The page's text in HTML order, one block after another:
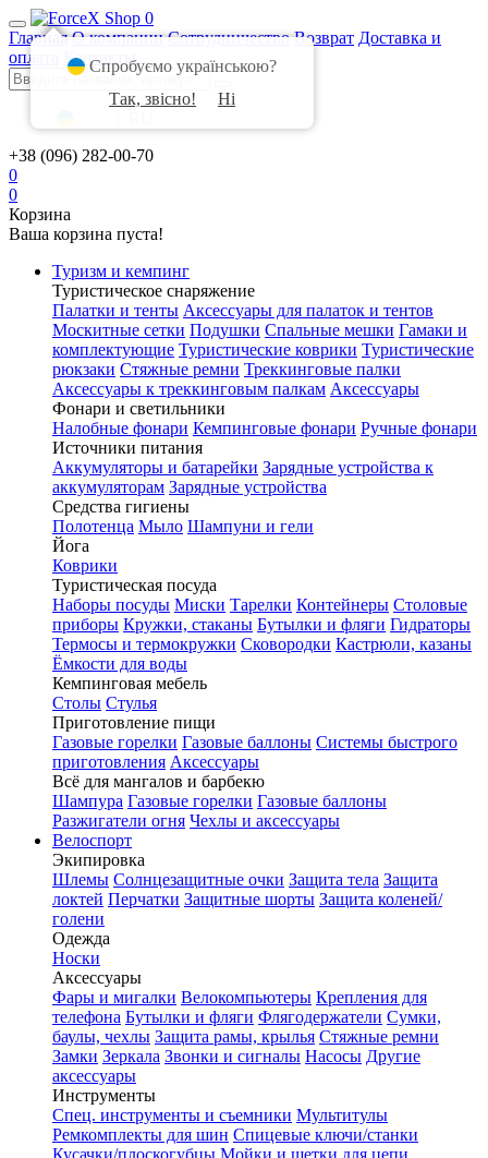
0
Главная О компании Сотрудничество Возврат Доставка и
оплата
Контакты
+38 (096) 282-00-70
0
0
Корзина
Ваша корзина пуста!
Туризм и кемпинг
Туристическое снаряжение
Палатки и тенты Аксессуары для палаток и тентов
Москитные сетки Подушки Спальные мешки Гамаки и
комплектующие Туристические коврики Туристические
рюкзаки Стяжные ремни Треккинговые палки
Аксессуары к треккинговым палкам Аксессуары
Фонари и светильники
Налобные фонари Кемпинговые фонари Ручные фонари
Источники питания
Аккумуляторы и батарейки Зарядные устройства к
аккумуляторам Зарядные устройства
Средства гигиены
Полотенца Мыло Шампуни и гели
Йога
Коврики
Туристическая посуда
Наборы посуды Миски Тарелки Контейнеры Столовые
приборы Кружки, стаканы Бутылки и фляги Гидраторы
Термосы и термокружки Сковородки Кастрюли, казаны
Ёмкости для воды
Кемпинговая мебель
Столы Стулья
Приготовление пищи
Газовые горелки Газовые баллоны Системы быстрого
приготовления Аксессуары
Всё для мангалов и барбекю
Шампура Газовые горелки Газовые баллоны
Разжигатели огня Чехлы и аксессуары
Велоспорт
Экипировка
Шлемы Солнцезащитные очки Защита тела Защита
локтей Перчатки Защитные шорты Защита коленей/
голени
Одежда
Носки
Аксессуары
Фары и мигалки Велокомпьютеры Крепления для
телефона Бутылки и фляги Флягодержатели Сумки,
баулы, чехлы Защита рамы, крылья Стяжные ремни
Замки Зеркала Звонки и сигналы Насосы Другие
аксессуары
Инструменты
Спец. инструменты и съемники Мультитулы
Ремкомплекты для шин Спицевые ключи/станки
Спробуємо українською?
Так, звісно!
Ні